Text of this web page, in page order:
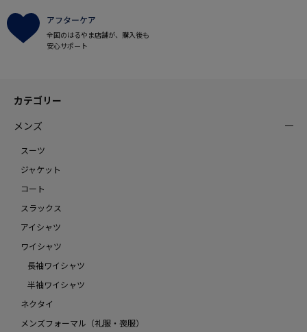
アフターケア
全国のはるやま店舗が、購入後も
安心サポート
カテゴリー
メンズ
スーツ
ジャケット
コート
スラックス
アイシャツ
ワイシャツ
長袖ワイシャツ
半袖ワイシャツ
ネクタイ
メンズフォーマル（礼服・喪服）